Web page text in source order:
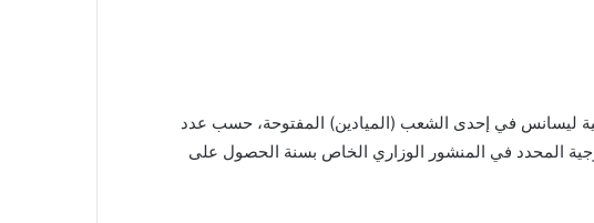
ليسانس في إحدى الشعب (الميادين) المفتوحة، حسب عدد
المحدد في المنشور الوزاري الخاص بسنة الحصول على